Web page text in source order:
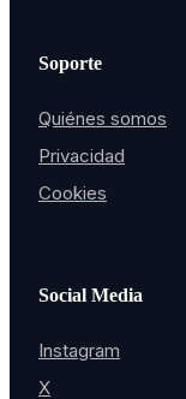
Soporte
Quiénes somos
Privacidad
Cookies
Social Media
Instagram
X